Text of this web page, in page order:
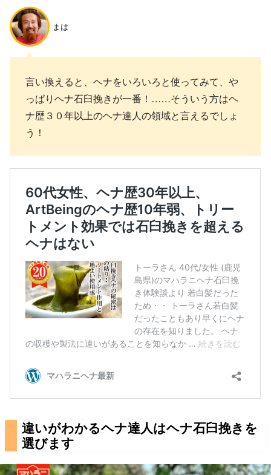
まは
言い換えると、ヘナをいろいろと使ってみて、や
っぱりヘナ石臼挽きが一番！……そういう方はヘ
ナ歴３０年以上のヘナ達人の領域と言えるでしょ
う！
違いがわかるヘナ達人はヘナ石臼挽きを
選びます